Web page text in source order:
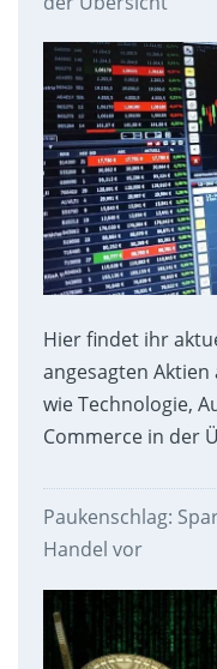
Hier findet ihr
angesagten
wie Technologie,
Commerce in der
Paukenschlag:
Handel vor